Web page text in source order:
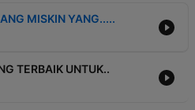
MISKIN YANG.....
TERBAIK UNTUK..